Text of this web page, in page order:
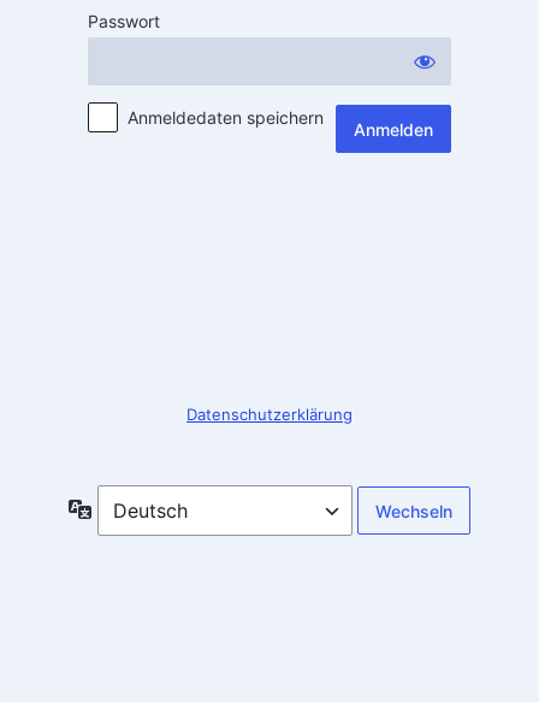
Passwort
Anmeldedaten speichern
Datenschutzerklärung
Sprache